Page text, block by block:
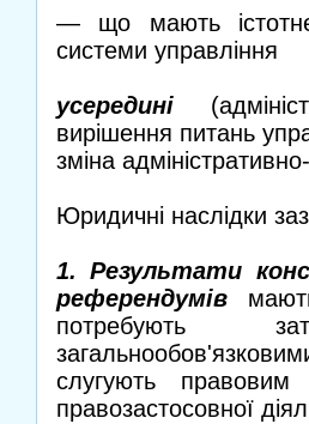
— що мають
системи управління
усередині
вирішення питань
зміна
Юридичні наслідки
1. Результати
референдумів
потребують
слугують правовим
правозастосовної